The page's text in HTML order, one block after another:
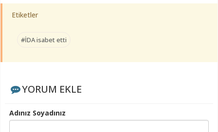
Etiketler
#İDA isabet etti
YORUM EKLE
Adınız Soyadınız